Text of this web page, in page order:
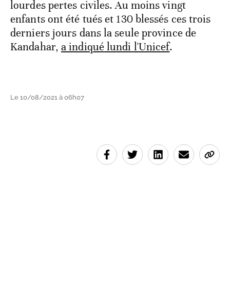
lourdes pertes civiles. Au moins vingt
enfants ont été tués et 130 blessés ces trois
derniers jours dans la seule province de
Kandahar, a indiqué lundi l'Unicef.
Le 10/08/2021 à 06h07